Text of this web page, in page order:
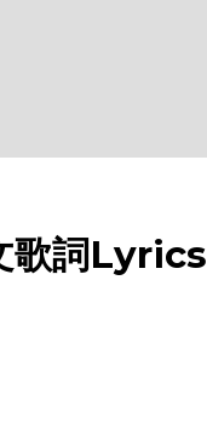
歌詞Lyrics